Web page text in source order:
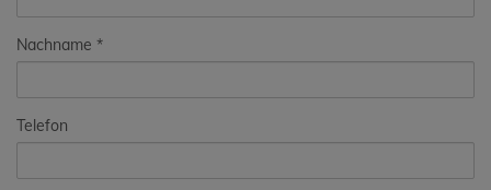
Nachname
Telefon